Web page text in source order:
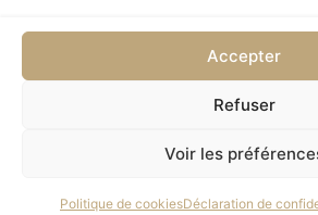
Accepter
Refuser
Voir les
Politique de cookiesDéclaration de
par SD DESIGN